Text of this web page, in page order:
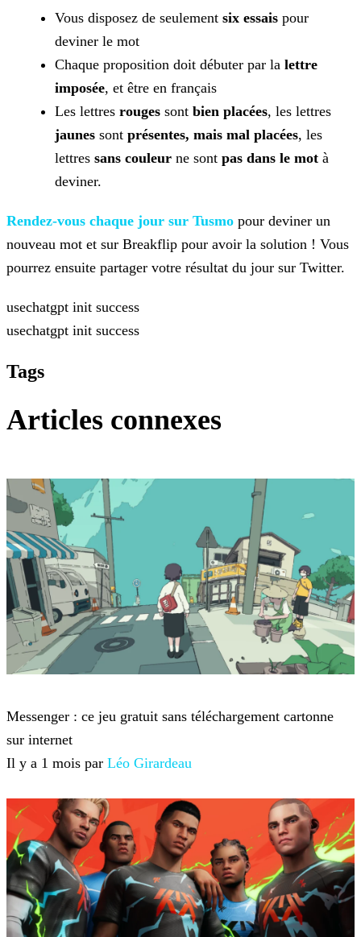
Vous disposez de seulement six essais pour
deviner le mot
Chaque proposition doit débuter par la lettre
imposée, et être en français
Les lettres rouges sont bien placées, les lettres
jaunes sont présentes, mais mal placées, les
lettres sans couleur ne sont pas dans le mot à
deviner.
Rendez-vous chaque jour sur Tusmo pour deviner un
nouveau mot et sur Breakflip pour avoir la solution ! Vous
pourrez ensuite partager votre résultat du jour sur Twitter.
usechatgpt init success
usechatgpt init success
Tags
Articles connexes
Messenger : ce jeu gratuit sans téléchargement cartonne
sur internet
Il y a 1 mois par Léo Girardeau